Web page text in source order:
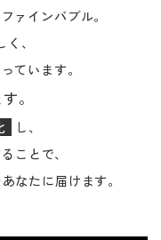
ァインバブル。
、
ています。
。
し、
ことで、
なたに届けます。